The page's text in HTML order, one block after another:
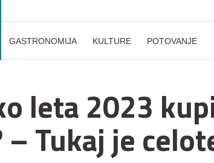
GASTRONOMIJA KULTURE POTOVANJE
leta 2023
– Tukaj je